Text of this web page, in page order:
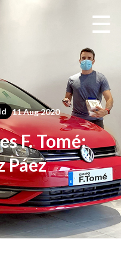
☰
11 Aug 2020
F. Tomé:
Páez